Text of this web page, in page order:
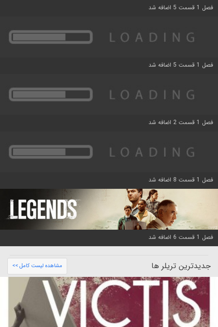
فصل 1 قسمت 5 اضافه شد
فصل 1 قسمت 5 اضافه شد
فصل 1 قسمت 2 اضافه شد
فصل 1 قسمت 8 اضافه شد
فصل 1 قسمت 6 اضافه شد
جدیدترین تریلر ها مشاهده لیست کامل >>